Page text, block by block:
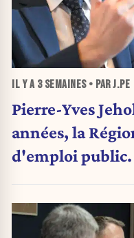
IL Y A 3 SEMAINES• PAR J.PE
Pierre-Yves
années, la
d'emploi public.